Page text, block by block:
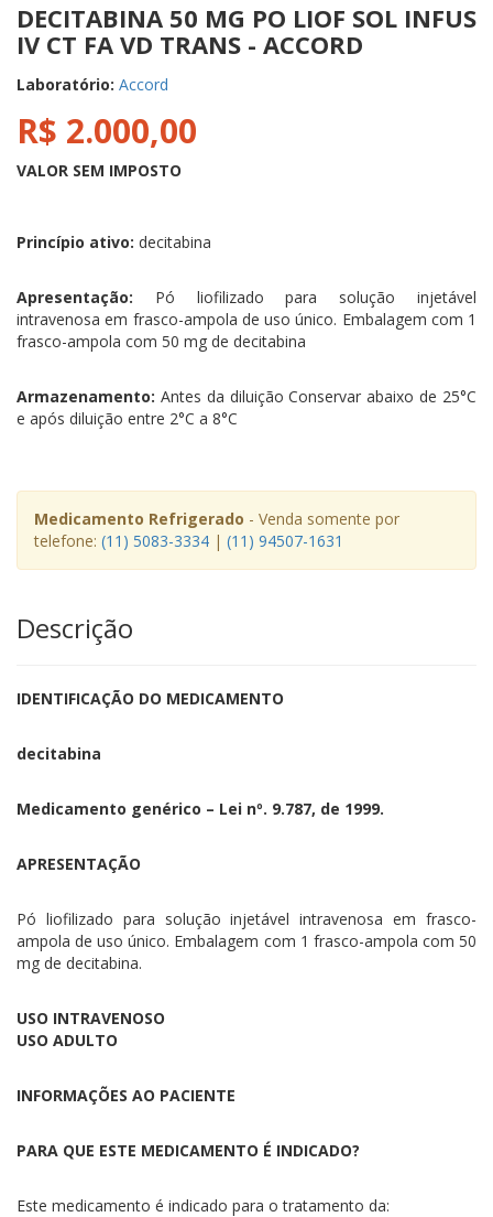
DECITABINA 50 MG PO LIOF SOL INFUS
IV CT FA VD TRANS - ACCORD
Laboratório: Accord
R$ 2.000,00
VALOR SEM IMPOSTO
Princípio ativo: decitabina
Apresentação: Pó liofilizado para solução injetável
intravenosa em frasco-ampola de uso único. Embalagem com 1
frasco-ampola com 50 mg de decitabina
Armazenamento: Antes da diluiçãoConservar abaixo de 25°C
e após diluição entre 2°C a 8°C
Medicamento Refrigerado - Venda somente por
telefone: (11) 5083-3334 | (11) 94507-1631
Descrição
IDENTIFICAÇÃO DO MEDICAMENTO
decitabina
Medicamento genérico – Lei nº. 9.787, de 1999.
APRESENTAÇÃO
Pó liofilizado para solução injetável intravenosa em frasco-
ampola de uso único. Embalagem com 1 frasco-ampola com 50
mg de decitabina.
USO INTRAVENOSO
USO ADULTO
INFORMAÇÕES AO PACIENTE
PARA QUE ESTE MEDICAMENTO É INDICADO?
Este medicamento é indicado para o tratamento da: